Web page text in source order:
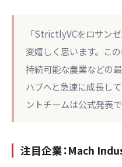
「StrictlyVCをロサン
変嬉しく思います。こ
持続可能な農業などの
ハブへと急速に成長し
ントチームは公式発表
注目企業：Mach